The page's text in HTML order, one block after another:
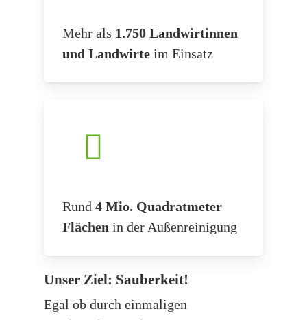
Mehr als 1.750 Landwirtinnen
und Landwirteim Einsatz
Rund 4 Mio. Quadratmeter
Flächen in der Außenreinigung
Unser Ziel: Sauberkeit!
Egal ob durch einmaligen